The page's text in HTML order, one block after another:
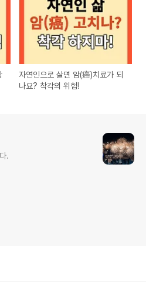
자연인으로 살면 암(癌)치료가 되
나요? 착각의 위험!
.